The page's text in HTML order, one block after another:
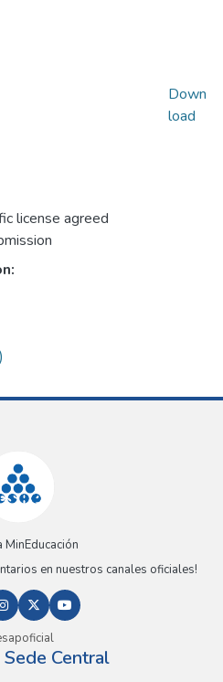
license agreed
Down
load
en nuestros canales oficiales!
Central